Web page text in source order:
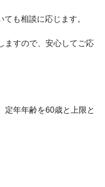
ても相談に応じます。
ますので、安心してご応
年年齢を60歳と上限と